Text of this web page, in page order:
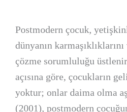
Postmodern çocuk,
dünyanın
çözme sorumluluğu
açısına göre, çocukların
yoktur; onlar daima olma
(2001), postmodern